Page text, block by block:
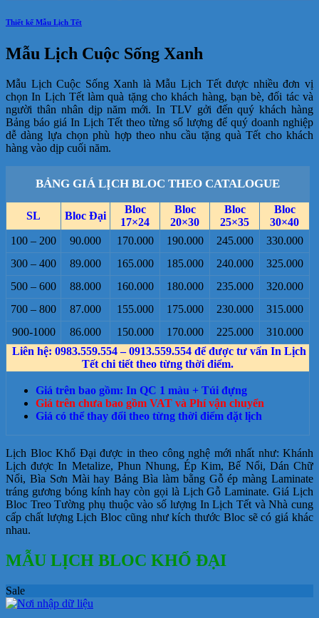
Thiết kế Mẫu Lịch Tết
Mẫu Lịch Cuộc Sống Xanh
Mẫu Lịch Cuộc Sống Xanh là Mẫu Lịch Tết được nhiều đơn vị
chọn In Lịch Tết làm quà tặng cho khách hàng, bạn bè, đối tác và
người thân nhân dịp năm mới. In TLV gởi đến quý khách hàng
Bảng báo giá In Lịch Tết theo từng số lượng để quý doanh nghiệp
dễ dàng lựa chọn phù hợp theo nhu cầu tặng quà Tết cho khách
hàng vào dịp cuối năm.
BẢNG GIÁ LỊCH BLOC THEO CATALOGUE
SL Bloc Đại
Bloc
17×24
Bloc
20×30
Bloc
25×35
Bloc
30×40
100 – 200
90.000 170.000 190.000 245.000
330.000
300 – 400
89.000 165.000 185.000 240.000
325.000
500 – 600
88.000 160.000 180.000 235.000
320.000
700 – 800
87.000 155.000 175.000 230.000
315.000
900-1000
86.000 150.000 170.000 225.000
310.000
Liên hệ: 0983.559.554 – 0913.559.554 để được tư vấn In Lịch
Tết chi tiết theo từng thời điểm.
Giá trên bao gồm: In QC 1 màu + Túi đựng
Giá trên chưa bao gồm VAT và Phí vận chuyển
Giá có thể thay đổi theo từng thời điểm đặt lịch
Lịch Bloc Khổ Đại được in theo công nghệ mới nhất như: Khánh
Lịch được In Metalize, Phun Nhung, Ép Kim, Bế Nổi, Dán Chữ
Nổi, Bìa Sơn Mài hay Bảng Bìa làm bằng Gỗ ép màng Laminate
tráng gương bóng kính hay còn gọi là Lịch Gỗ Laminate. Giá Lịch
Bloc Treo Tường phụ thuộc vào số lượng In Lịch Tết và Nhà cung
cấp chất lượng Lịch Bloc cũng như kích thước Bloc sẽ có giá khác
nhau.
MẪU LỊCH BLOC KHỔ ĐẠI
Sale